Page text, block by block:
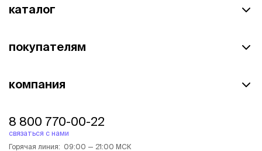
каталог
покупателям
компания
8 800 770-00-22
связаться с нами
Горячая линия: 09:00 — 21:00 МСК